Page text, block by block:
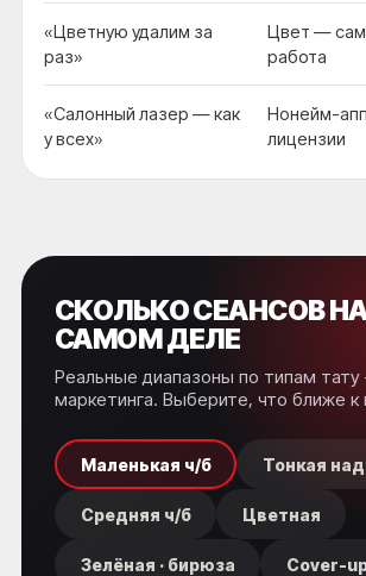
«Цветную удалим за
раз»
Цвет —
работа
«Салонный лазер — как
у всех»
Нонейм-
лицензии
СКОЛЬКО СЕАНСОВ
САМОМ ДЕЛЕ
Реальные диапазоны по типам
маркетинга. Выберите, что ближе к
Маленькая ч/б Тонкая
Средняя ч/б Цветная
Зелёная · бирюза Cover-